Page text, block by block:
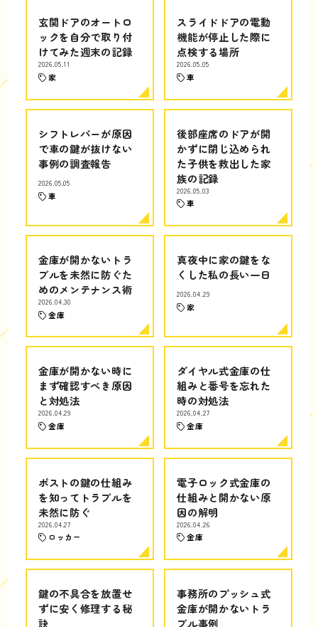
玄関ドアのオートロ
ックを自分で取り付
けてみた週末の記録
2026.05.11
家
スライドドアの電動
機能が停止した際に
点検する場所
2026.05.05
車
シフトレバーが原因
で車の鍵が抜けない
事例の調査報告
2026.05.05
車
後部座席のドアが開
かずに閉じ込められ
た子供を救出した家
族の記録
2026.05.03
車
金庫が開かないトラ
ブルを未然に防ぐた
めのメンテナンス術
2026.04.30
金庫
真夜中に家の鍵をな
くした私の長い一日
2026.04.29
家
金庫が開かない時に
まず確認すべき原因
と対処法
2026.04.29
金庫
ダイヤル式金庫の仕
組みと番号を忘れた
時の対処法
2026.04.27
金庫
ポストの鍵の仕組み
を知ってトラブルを
未然に防ぐ
2026.04.27
ロッカー
電子ロック式金庫の
仕組みと開かない原
因の解明
2026.04.26
金庫
鍵の不具合を放置せ
ずに安く修理する秘
訣
事務所のプッシュ式
金庫が開かないトラ
ブル事例